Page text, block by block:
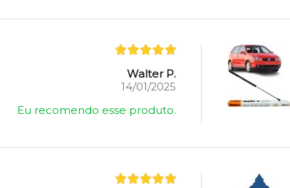
Walter P.
14/01/2025
Eu recomendo esse produto.